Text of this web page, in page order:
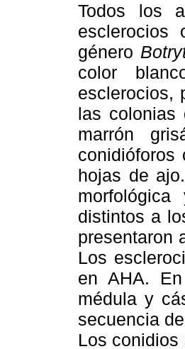
Todos los
esclerocios
género
color
esclerocios,
las colonias
marrón
conidióforos
hojas de
distintos a
presentaron
Los
en AHA.
médula y
secuencia
Los